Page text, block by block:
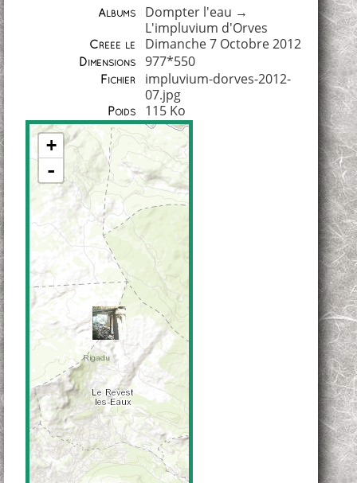
Albums Dompter l'eau →
L'impluvium d'Orves
Créée le Dimanche 7 Octobre 2012
Dimensions 977*550
Fichier
impluvium-dorves-2012-
07.jpg
Poids 115 Ko
+
-